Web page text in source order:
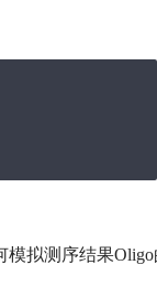
模拟测序结果